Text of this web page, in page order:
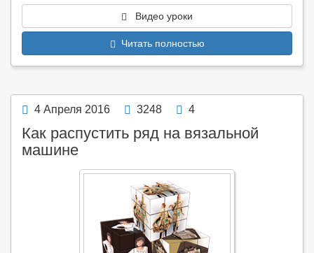
Видео уроки
Читать полностью
4 Апреля 2016 3248 4
Как распустить ряд на вязальной
машине